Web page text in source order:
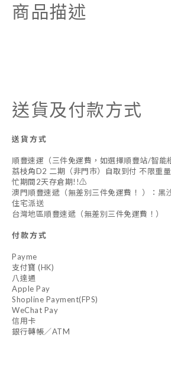
商品描述
送貨及付款方式
送貨方式
順豐速運（三件免運費，如選擇順豐站/智能
荔枝角D2 二期（非門市）自取到付 不限重
忙期間2天存倉期!!⚠️
澳門順豐速遞（無差別三件免運費！ ）：黑
住宅派送
台灣地區順豐速遞（無差別三件免運費！）
付款方式
Payme
支付寶 (HK)
八達通
Apple Pay
Shopline Payment(FPS)
WeChat Pay
信用卡
銀行轉帳／ATM